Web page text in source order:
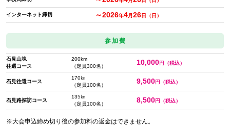
インターネット締切 ～2026年4月 26日（日）
参加費
石見山塊
往還コース
200km
（定員300名）
10,000円（税込）
石見往還コース
170㎞
（定員100名）
9,500円（税込）
石見路探訪コース
135㎞
（定員100名）
8,500円（税込）
※大会申込締め切り後の参加料の返金はできません。